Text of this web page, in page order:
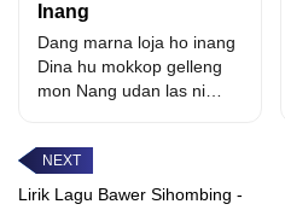
Inang
Dang marna loja ho inang
Dina hu mokkop gelleng
mon Nang udan las ni
Lirik Lagu Bawer Sihombing -